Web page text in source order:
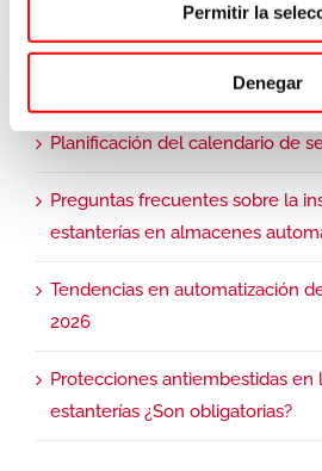
Permitir la
Denegar
Dispositivo de Control Remoto
Planificación del calendario de
Preguntas frecuentes sobre la
estanterías en almacenes
Tendencias en automatización
2026
Protecciones antiembestidas en
estanterías ¿Son obligatorias?